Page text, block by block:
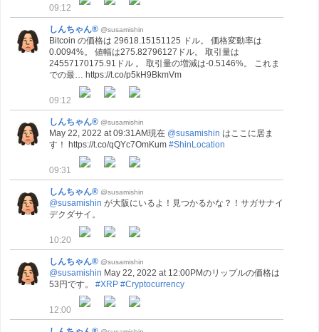
09:12
しんちゃん® @susamishin
Bitcoin の価格は 29618.15151125 ドル。 価格変動率は
0.0094%。 値幅は275.82796127ドル。 取引量は
24557170175.91ドル 。 取引量の増減は-0.5146%。 これま
での最… https://t.co/p5kH9BkmVm
09:12
しんちゃん® @susamishin
May 22, 2022 at 09:31AM現在 @susamishin はここに居ま
す！ https://t.co/qQYc7OmKum #ShinLocation
09:31
しんちゃん® @susamishin
@susamishin が大阪にいるよ！見つかるかな？！サガサナイ
デクダサイ。
10:20
しんちゃん® @susamishin
@susamishin May 22, 2022 at 12:00PMのリップルの価格は
53円です。 #XRP #Cryptocurrency
12:00